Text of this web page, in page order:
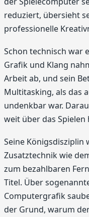
reduziert, übersieht
professionelle
Schon technisch war
Grafik und Klang
Arbeit ab, und sein
Multitasking, als das
undenkbar war.
weit über das Spielen
Seine Königsdisziplin
Zusatztechnik wie
zum bezahlbaren
Titel. Über
Computergrafik
der Grund, warum